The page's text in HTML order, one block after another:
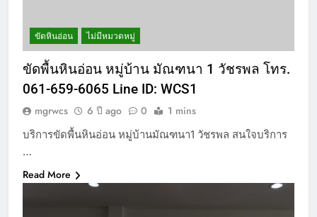
ขัดหินอ่อน ไม่มีหมวดหมู่
ขัดพื้นหินอ่อน หมู่บ้าน มัณฑนา 1 วัชรพล โทร.
061-659-6065 Line ID: WCS1
mgrwcs 6 ปี ago 0 1 mins
บริการขัดพื้นหินอ่อน หมู่บ้านมัณฑนา1 วัชรพล สนใจบริการ
…
Read More